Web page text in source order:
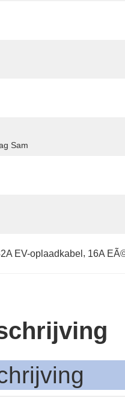
Sam
EV-oplaadkabel , 16A